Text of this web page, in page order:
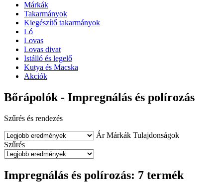
Márkák
Takarmányok
Kiegészítő takarmányok
Ló
Lovas
Lovas divat
Istálló és legelő
Kutya és Macska
Akciók
Bőrápolók - Impregnálás és polírozás
Szűrés és rendezés
Ár Márkák Tulajdonságok
Szűrés
Impregnálás és polírozás: 7 termék